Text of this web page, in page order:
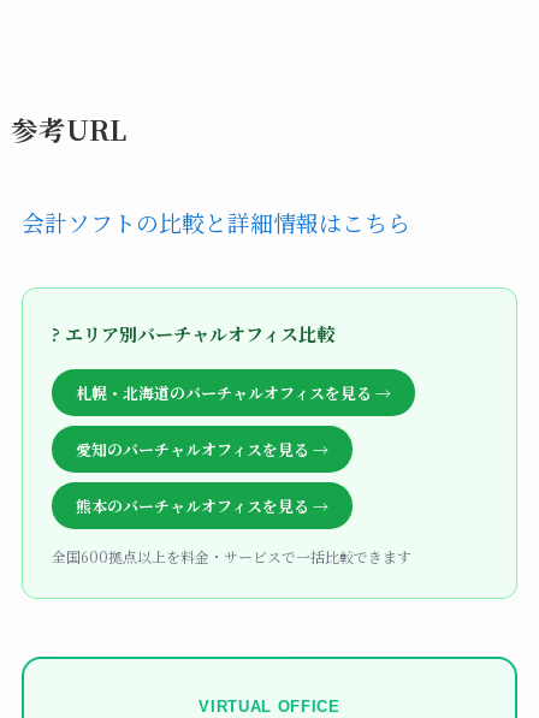
参考URL
会計ソフトの比較と詳細情報はこちら
? エリア別バーチャルオフィス比較
札幌・北海道のバーチャルオフィスを見る →
愛知のバーチャルオフィスを見る →
熊本のバーチャルオフィスを見る →
全国600拠点以上を料金・サービスで一括比較できます
VIRTUAL OFFICE